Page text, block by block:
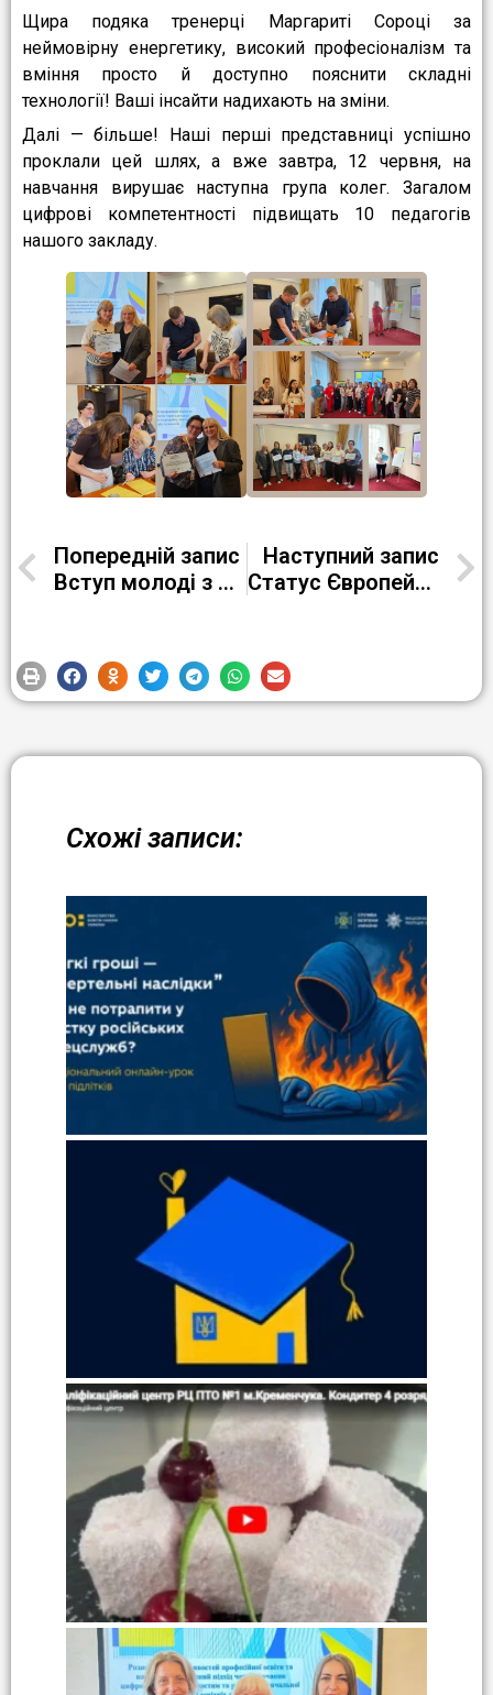
Щира подяка тренерці Маргариті Сороці за
неймовірну енергетику, високий професіоналізм та
вміння просто й доступно пояснити складні
технології! Ваші інсайти надихають на зміни.
Далі — більше! Наші перші представниці успішно
проклали цей шлях, а вже завтра, 12 червня, на
навчання вирушає наступна група колег. Загалом
цифрові компетентності підвищать 10 педагогів
нашого закладу.
Попередній запис
Вступ молоді з тимчасово окупованих територій до українських закладів освіти
Наступний запис
Cтатус Європейської блакитної школи!
Схожі записи: